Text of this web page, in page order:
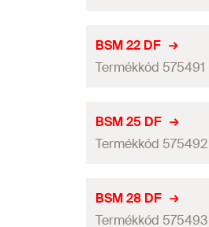
Befogási tartomány ( )
BSM 22 DF
Termékkód 575491
Befogási tartomány (D
)
BSM 25 DF
Termékkód 575492
Befogási tartomány (D
)
BSM 28 DF
Termékkód 575493